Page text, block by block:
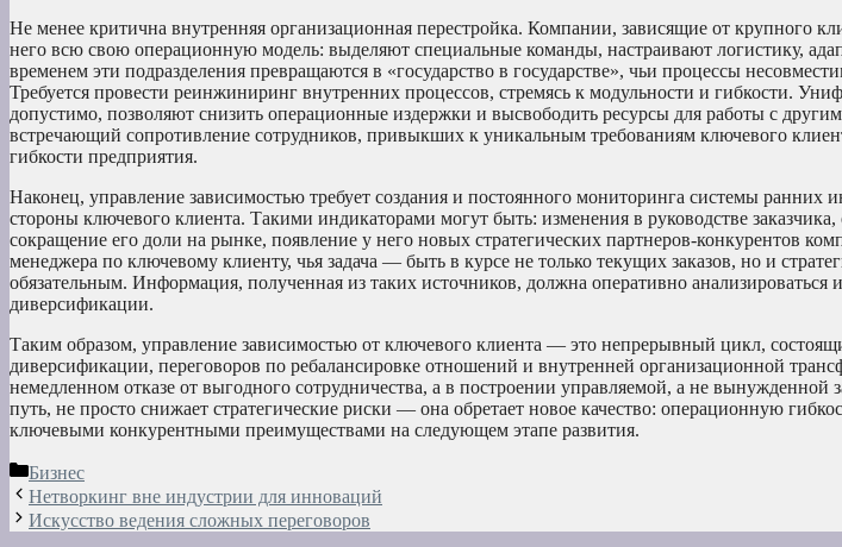
Не менее критична внутренняя организационная перестройка. Компании, зависящие от крупного
него всю свою операционную модель: выделяют специальные команды, настраивают логистику,
временем эти подразделения превращаются в «государство в государстве», чьи процессы
Требуется провести реинжиниринг внутренних процессов, стремясь к модульности и гибкости.
допустимо, позволяют снизить операционные издержки и высвободить ресурсы для работы с
встречающий сопротивление сотрудников, привыкших к уникальным требованиям ключевого
гибкости предприятия.
Наконец, управление зависимостью требует создания и постоянного мониторинга системы ранних
стороны ключевого клиента. Такими индикаторами могут быть: изменения в руководстве
сокращение его доли на рынке, появление у него новых стратегических партнеров-конкурентов
менеджера по ключевому клиенту, чья задача — быть в курсе не только текущих заказов, но и
обязательным. Информация, полученная из таких источников, должна оперативно анализироваться
диверсификации.
Таким образом, управление зависимостью от ключевого клиента — это непрерывный цикл,
диверсификации, переговоров по ребалансировке отношений и внутренней организационной
немедленном отказе от выгодного сотрудничества, а в построении управляемой, а не
путь, не просто снижает стратегические риски — она обретает новое качество: операционную
ключевыми конкурентными преимуществами на следующем этапе развития.
Рубрики
Бизнес
Нетворкинг вне индустрии для инноваций
Искусство ведения сложных переговоров